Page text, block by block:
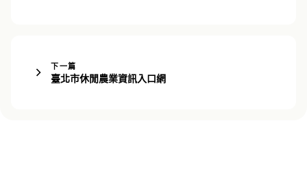
下一篇
臺北市休閒農業資訊入口網